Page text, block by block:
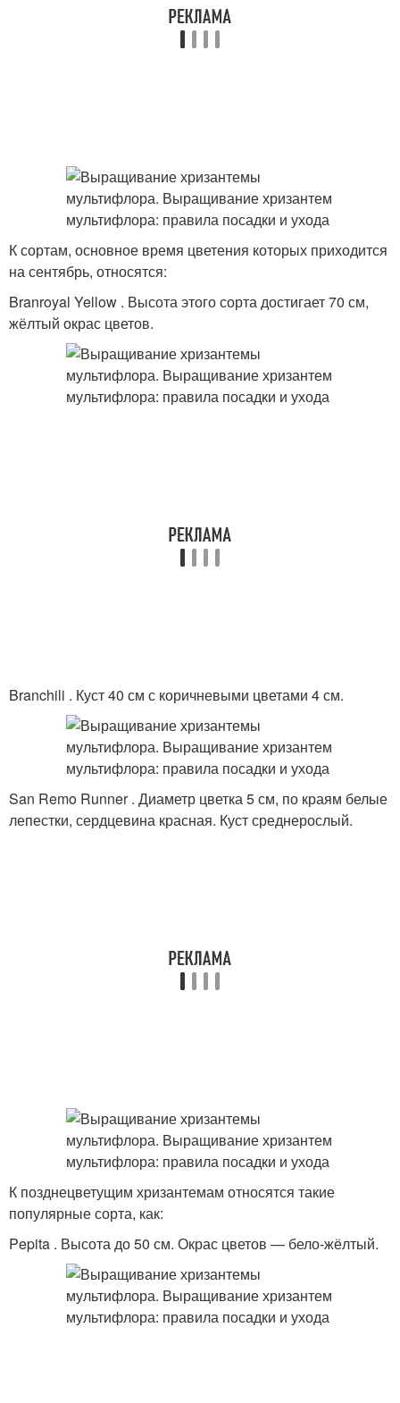
К сортам, основное время цветения которых приходится
на сентябрь, относятся:
Branroyal Yellow . Высота этого сорта достигает 70 см,
жёлтый окрас цветов.
Branchili . Куст 40 см с коричневыми цветами 4 см.
San Remo Runner . Диаметр цветка 5 см, по краям белые
лепестки, сердцевина красная. Куст среднерослый.
К позднецветущим хризантемам относятся такие
популярные сорта, как:
Pepita . Высота до 50 см. Окрас цветов — бело-жёлтый.